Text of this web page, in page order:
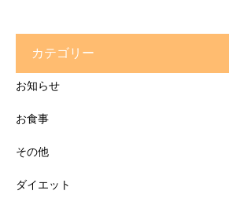
カテゴリー
お知らせ
お食事
その他
ダイエット